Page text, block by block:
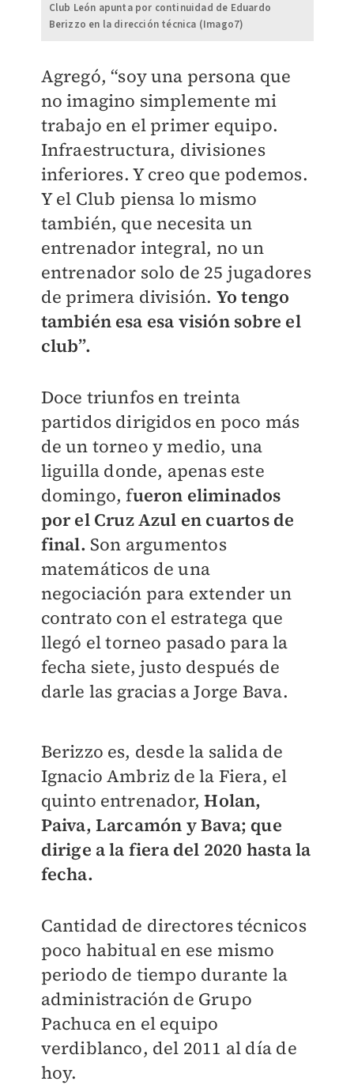
Club León apunta por continuidad de Eduardo
Berizzo en la dirección técnica (Imago7)
Agregó, “soy una persona que
no imagino simplemente mi
trabajo en el primer equipo.
Infraestructura, divisiones
inferiores. Y creo que podemos.
Y el Club piensa lo mismo
también, que necesita un
entrenador integral, no un
entrenador solo de 25 jugadores
de primera división. Yo tengo
también esa esa visión sobre el
club”.
Doce triunfos en treinta
partidos dirigidos en poco más
de un torneo y medio, una
liguilla donde, apenas este
domingo, fueron eliminados
por el Cruz Azul en cuartos de
final. Son argumentos
matemáticos de una
negociación para extender un
contrato con el estratega que
llegó el torneo pasado para la
fecha siete, justo después de
darle las gracias a Jorge Bava.
Berizzo es, desde la salida de
Ignacio Ambriz de la Fiera, el
quinto entrenador,Holan,
Paiva, Larcamón y Bava; que
dirige a la fiera del 2020 hasta la
fecha.
Cantidad de directores técnicos
poco habitual en ese mismo
periodo de tiempo durante la
administración de Grupo
Pachuca en el equipo
verdiblanco, del 2011 al día de
hoy.